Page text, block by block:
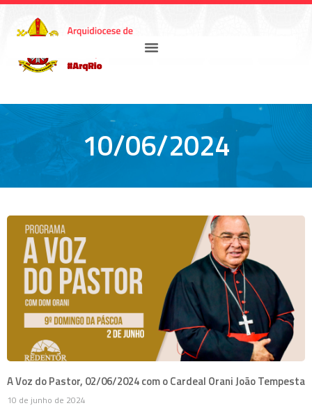
10/06/2024
A Voz do Pastor, 02/06/2024 com o Cardeal Orani João Tempesta
10 de junho de 2024